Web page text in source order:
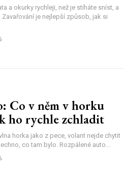
a okurky rychleji, než je stíháte sníst, a
Zavařování je nejlepší způsob, jak si
Co v něm v horku
ho rychle zchladit
horka jako z pece, volant nejde chytit
co tam bylo. Rozpálené auto...